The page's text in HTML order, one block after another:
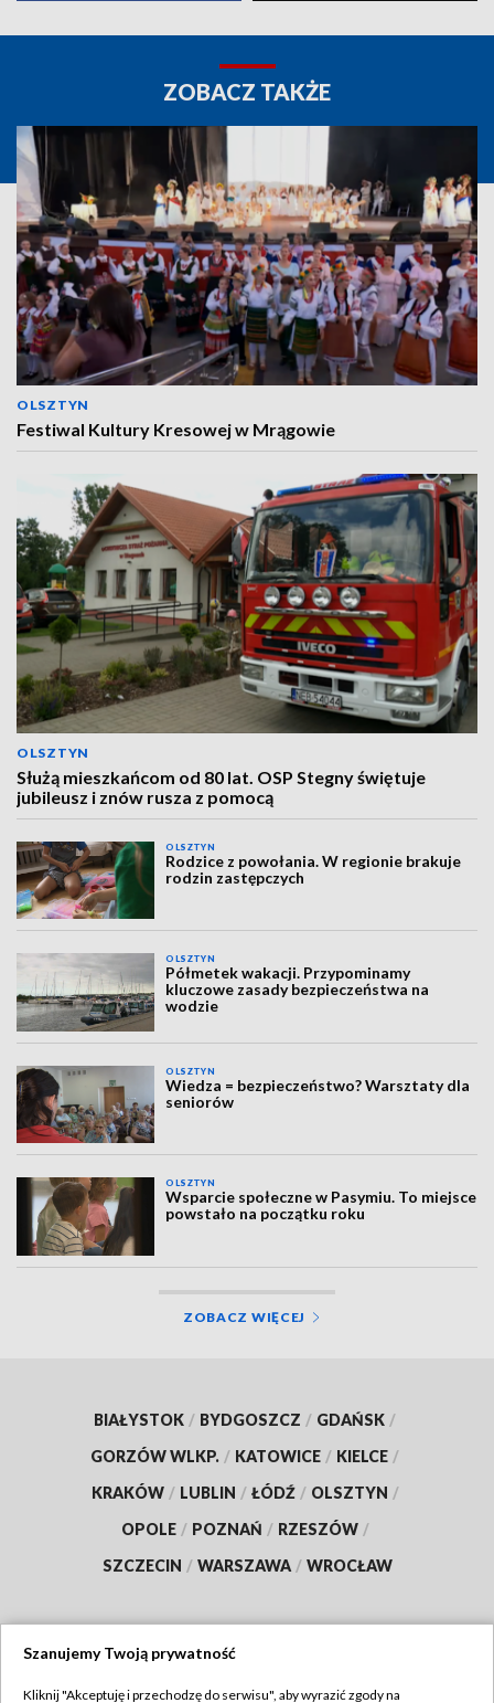
ZOBACZ TAKŻE
OLSZTYN
Festiwal Kultury Kresowej w Mrągowie
OLSZTYN
Służą mieszkańcom od 80 lat. OSP Stegny świętuje
jubileusz i znów rusza z pomocą
OLSZTYN
Rodzice z powołania. W regionie brakuje
rodzin zastępczych
OLSZTYN
Półmetek wakacji. Przypominamy
kluczowe zasady bezpieczeństwa na
wodzie
OLSZTYN
Wiedza = bezpieczeństwo? Warsztaty dla
seniorów
OLSZTYN
Wsparcie społeczne w Pasymiu. To miejsce
powstało na początku roku
ZOBACZ WIĘCEJ
BIAŁYSTOK / BYDGOSZCZ / GDAŃSK /
GORZÓW WLKP. / KATOWICE / KIELCE /
KRAKÓW / LUBLIN / ŁÓDŹ / OLSZTYN /
OPOLE / POZNAŃ / RZESZÓW /
SZCZECIN / WARSZAWA / WROCŁAW
Szanujemy Twoją prywatność
Kliknij "Akceptuję i przechodzę do serwisu", aby wyrazić zgody na